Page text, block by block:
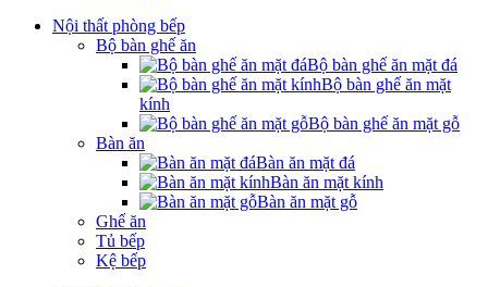
Nội thất phòng bếp
Bộ bàn ghế ăn
Bộ bàn ghế ăn mặt đá
Bộ bàn ghế ăn mặt
kính
Bộ bàn ghế ăn mặt gỗ
Bàn ăn
Bàn ăn mặt đá
Bàn ăn mặt kính
Bàn ăn mặt gỗ
Ghế ăn
Tủ bếp
Kệ bếp